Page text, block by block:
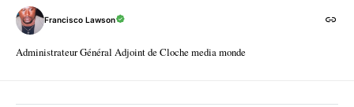
Francisco Lawson
Administrateur Général Adjoint de Cloche media monde